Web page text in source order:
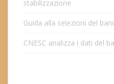
stabilizzazione
Guida alla selezioni del
CNESC analizza i dati del